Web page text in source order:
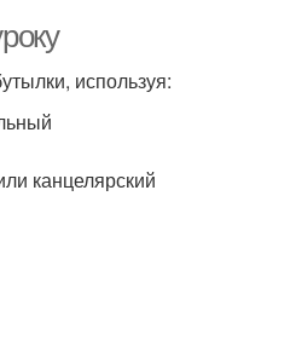
используя:
канцелярский